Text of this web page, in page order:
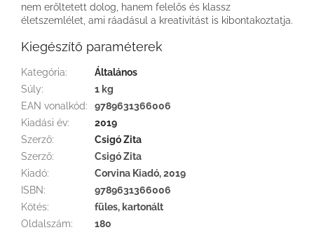
nem erőltetett dolog, hanem felelős és klassz
életszemlélet, ami ráadásul a kreativitást is kibontakoztatja.
Kiegészítő paraméterek
Kategória:
Általános
Súly:
1 kg
EAN vonalkód:
9789631366006
Kiadási év:
2019
Szerző:
Csigó Zita
Szerző:
Csigó Zita
Kiadó:
Corvina Kiadó, 2019
ISBN:
9789631366006
Kötés:
füles, kartonált
Oldalszám: 180